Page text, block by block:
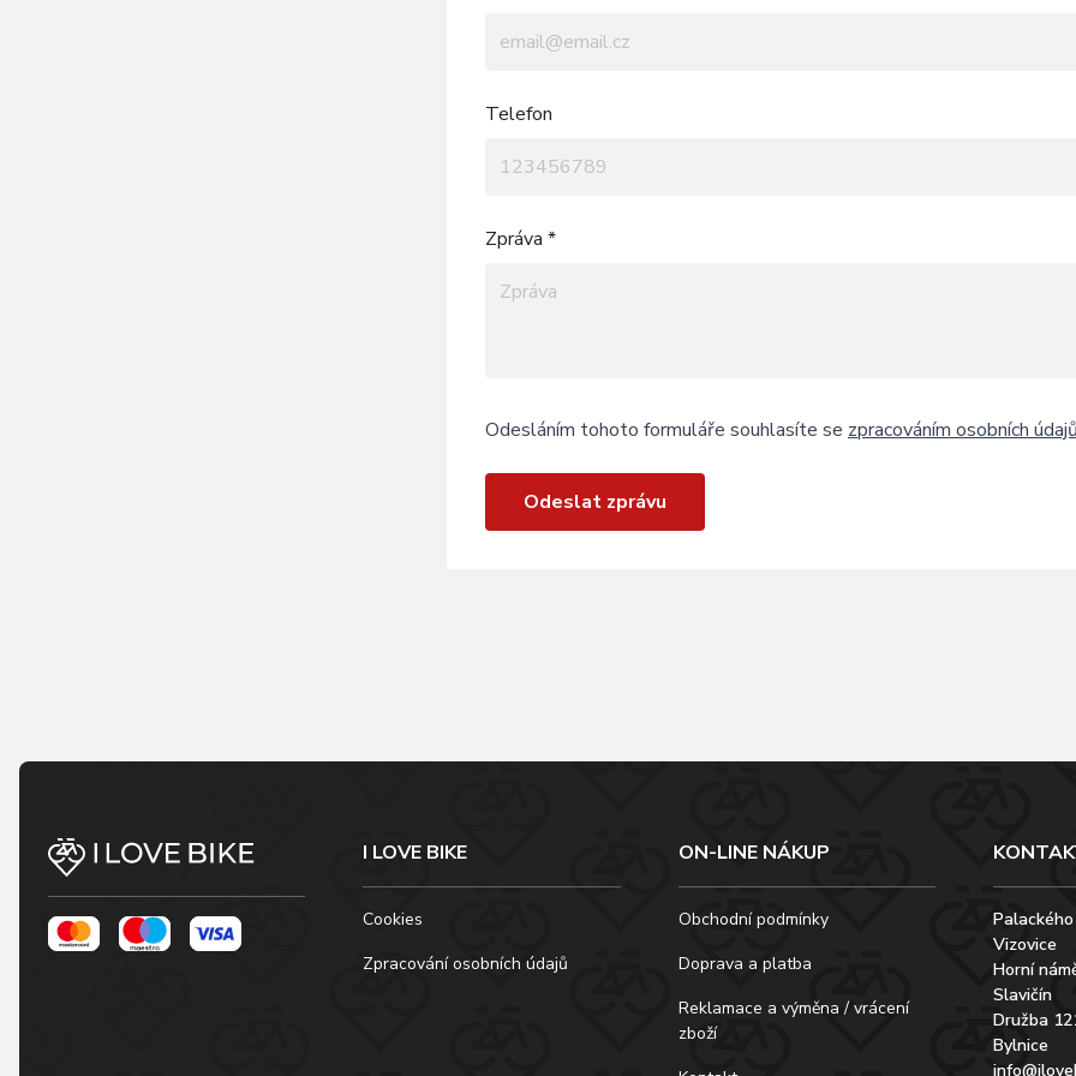
Telefon
Zpráva *
Odesláním tohoto formuláře souhlasíte se zpracováním osobních
Odeslat zprávu
I LOVE BIKE
Cookies
Zpracování osobních údajů
ON-LINE NÁKUP
Obchodní podmínky
Doprava a platba
Reklamace a výměna / vrácení
zboží
Vizovice
Horní
Slavičín
Družba
Bylnice